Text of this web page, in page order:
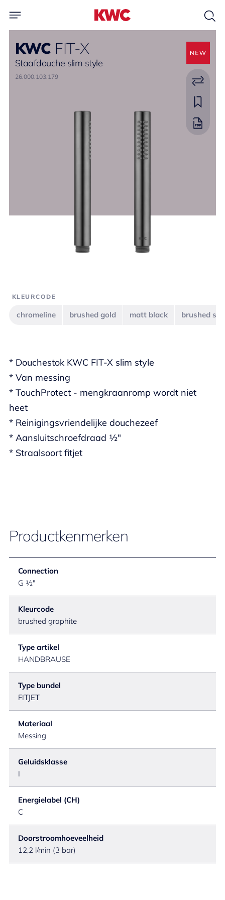
KWC FIT-X
Staafdouche slim style
26.000.103.179
* Douchestok KWC FIT-X slim style
* Van messing
* TouchProtect - mengkraanromp wordt niet
heet
* Reinigingsvriendelijke douchezeef
* Aansluitschroefdraad ½"
* Straalsoort fitjet
KLEURCODE
chromeline brushed gold matt black brushed
Productkenmerken
Connection
G ½"
Kleurcode
brushed graphite
Type artikel
HANDBRAUSE
Type bundel
FITJET
Materiaal
Messing
Geluidsklasse
I
Energielabel (CH)
C
Doorstroomhoeveelheid
12,2 l/min (3 bar)